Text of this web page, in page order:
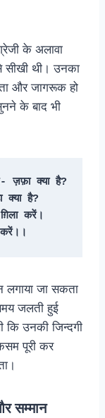
के अलावा
थी। उनका
और जागरूक हो
के बाद भी
ज़फ़ा क्या है?
क्या है?
करें।
लगाया जा सकता
जलती हुई
कि उनकी जिन्दगी
पूरी कर
सम्मान